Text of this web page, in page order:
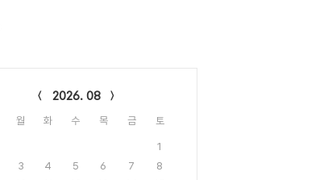
2026. 08
월 화 수 목 금 토
1
3 4 5 6 7
8